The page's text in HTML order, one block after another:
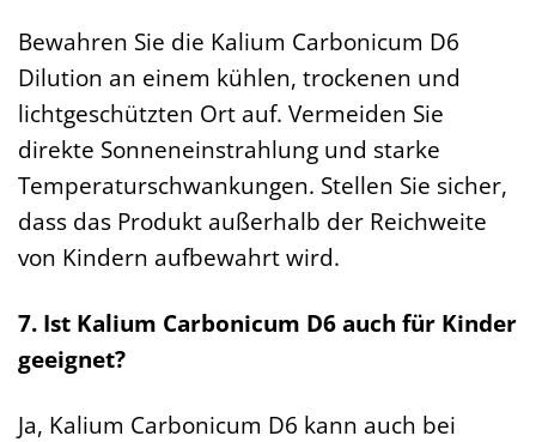
Bewahren Sie die Kalium Carbonicum D6
Dilution an einem kühlen, trockenen und
lichtgeschützten Ort auf. Vermeiden Sie
direkte Sonneneinstrahlung und starke
Temperaturschwankungen. Stellen Sie sicher,
dass das Produkt außerhalb der Reichweite
von Kindern aufbewahrt wird.
7. Ist Kalium Carbonicum D6 auch für Kinder
geeignet?
Ja, Kalium Carbonicum D6 kann auch bei